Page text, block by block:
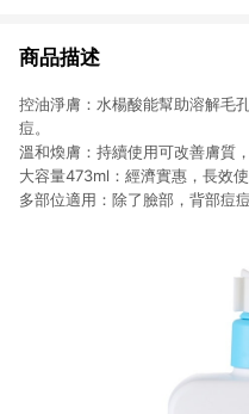
商品描述
控油淨膚：水楊酸能幫助溶解毛
痘。
溫和煥膚：持續使用可改善膚質
大容量473ml：經濟實惠，長效
多部位適用：除了臉部，背部痘